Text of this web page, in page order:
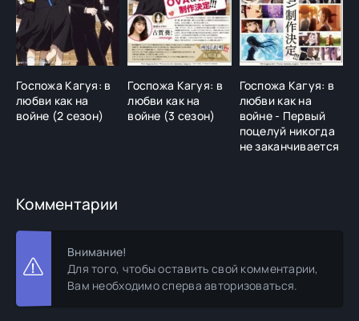
Госпожа Кагуя: в
любви как на
войне (2 сезон)
Госпожа Кагуя: в
любви как на
войне (3 сезон)
Госпожа Кагуя: в
любви как на
войне - Первый
поцелуй никогда
не заканчивается
Комментарии
Внимание!
Для того, чтобы оставить свой комментарии,
Вам необходимо сперва авторизоваться.